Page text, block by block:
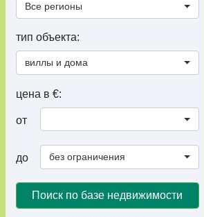
Все регионы
тип объекта:
виллы и дома
цена в €:
от
до без ограничения
Поиск по базе недвижимости